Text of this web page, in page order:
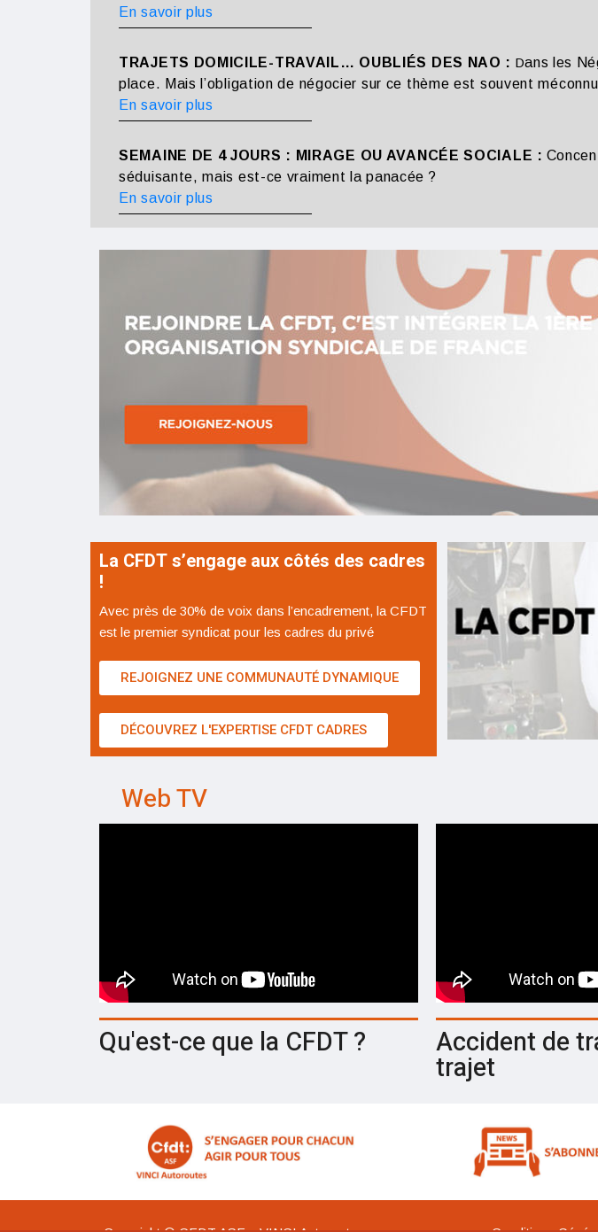
En savoir plus
TRAJETS DOMICILE-TRAVAIL… OUBLIÉS DES NAO : Dans les
place. Mais l’obligation de négocier sur ce thème est souvent
En savoir plus
SEMAINE DE 4 JOURS : MIRAGE OU AVANCÉE SOCIALE :
séduisante, mais est-ce vraiment la panacée ?
En savoir plus
La CFDT s’engage aux côtés des cadres
!
Avec près de 30% de voix dans l’encadrement, la CFDT
est le premier syndicat pour les cadres du privé
REJOIGNEZ UNE COMMUNAUTÉ DYNAMIQUE
DÉCOUVREZ L'EXPERTISE CFDT CADRES
Web TV
Qu'est-ce que la CFDT ? Accident de
trajet